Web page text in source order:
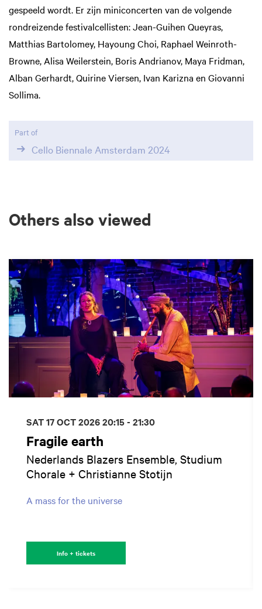
gespeeld wordt. Er zijn miniconcerten van de volgende
rondreizende festivalcellisten: Jean-Guihen Queyras,
Matthias Bartolomey, Hayoung Choi, Raphael Weinroth-
Browne, Alisa Weilerstein, Boris Andrianov, Maya Fridman,
Alban Gerhardt, Quirine Viersen, Ivan Karizna en Giovanni
Sollima.
Part of
Cello Biennale Amsterdam 2024
Others also viewed
Fragile earth
Nederlands Blazers Ensemble, Studium
Chorale + Christianne Stotijn
A mass for the universe
SAT 17 OCT 202620:15 - 21:30
Info + tickets